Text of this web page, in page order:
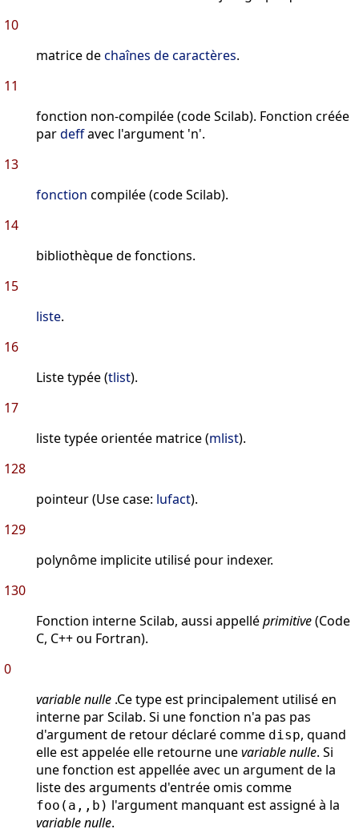
10
matrice dechaînes de caractères.
11
fonction non-compilée (code Scilab). Fonction créée
pardeffavec l'argument 'n'.
13
fonction compilée (code Scilab).
14
bibliothèque de fonctions.
15
liste.
16
Liste typée (tlist).
17
liste typée orientée matrice (mlist).
128
pointeur (Use case: lufact).
129
polynôme implicite utilisé pour indexer.
130
Fonction interne Scilab, aussi appelléprimitive(Code
C, C++ ou Fortran).
0
variable nulle .Ce type est principalement utilisé en
interne par Scilab. Si une fonction n'a pas pas
d'argument de retour déclaré comme disp, quand
elle est appelée elle retourne unevariable nulle. Si
une fonction est appellée avec un argument de la
liste des arguments d'entrée omis comme
foo(a,,b) l'argument manquant est assigné à la
variable nulle.